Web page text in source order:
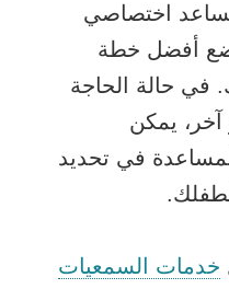
اختصاصي
أفضل خطة
في حالة الحاجة
آخر، يمكن
في تحديد
خدمات السمعيات